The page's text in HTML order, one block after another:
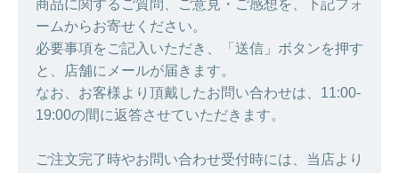
商品に関するご質問、ご意見・ご感想を、下記フォ
ームからお寄せください。
必要事項をご記入いただき、「送信」ボタンを押す
と、店舗にメールが届きます。
なお、お客様より頂戴したお問い合わせは、11:00-
19:00の間に返答させていただきます。
ご注文完了時やお問い合わせ受付時には、当店より